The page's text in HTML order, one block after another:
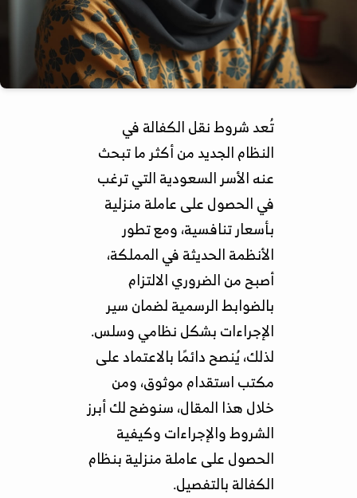
تُعد شروط نقل الكفالة في
النظام الجديد من أكثر ما تبحث
عنه الأسر السعودية التي ترغب
في الحصول على عاملة منزلية
بأسعار تنافسية، ومع تطور
الأنظمة الحديثة في المملكة،
أصبح من الضروري الالتزام
بالضوابط الرسمية لضمان سير
الإجراءات بشكل نظامي وسلس.
لذلك، يُنصح دائمًا بالاعتماد على
مكتب استقدام موثوق، ومن
خلال هذا المقال، سنوضح لك أبرز
الشروط والإجراءات وكيفية
الحصول على عاملة منزلية بنظام
الكفالة بالتفصيل.